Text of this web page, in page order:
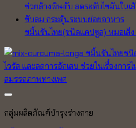
ขมิ้นชันไทย(ชนิดแคปซูล) หมอเส็ง
กลุ่มผลิตภัณฑ์บำรุงร่างกาย